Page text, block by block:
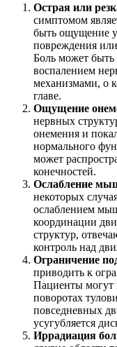
Острая или
симптомом
быть ощущение
повреждения
Боль может быть
воспалением
механизмами, о
главе.
Ощущение
нервных
онемения и
нормального
может
конечностей.
Ослабление
некоторых
ослаблением
координации
структур,
контроль над
Ограничение
приводить к
Пациенты могут
поворотах
повседневных
усугубляется
Иррадиация